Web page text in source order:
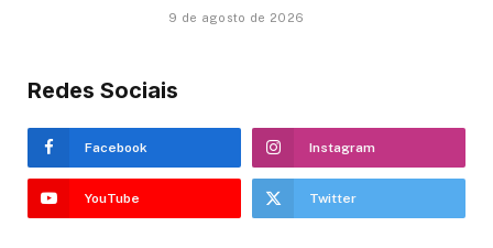
9 de agosto de 2026
Redes Sociais
Facebook Instagram
YouTube Twitter